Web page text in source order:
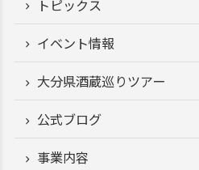
トピックス
イベント情報
大分県酒蔵巡りツアー
公式ブログ
事業内容